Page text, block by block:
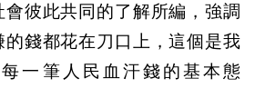
彼此共同的了解所編，強調
的錢都花在刀口上，這個是我
一筆人民血汗錢的基本態